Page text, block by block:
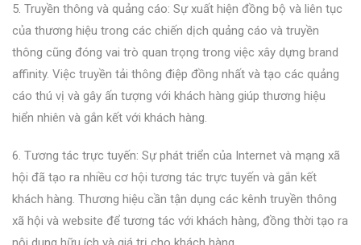
5. Truyền thông và quảng cáo: Sự xuất hiện đồng bộ và liên tục
của thương hiệu trong các chiến dịch quảng cáo và truyền
thông cũng đóng vai trò quan trọng trong việc xây dựng brand
affinity. Việc truyền tải thông điệp đồng nhất và tạo các quảng
cáo thú vị và gây ấn tượng với khách hàng giúp thương hiệu
hiển nhiên và gắn kết với khách hàng.
6. Tương tác trực tuyến: Sự phát triển của Internet và mạng xã
hội đã tạo ra nhiều cơ hội tương tác trực tuyến và gắn kết
khách hàng. Thương hiệu cần tận dụng các kênh truyền thông
xã hội và website để tương tác với khách hàng, đồng thời tạo ra